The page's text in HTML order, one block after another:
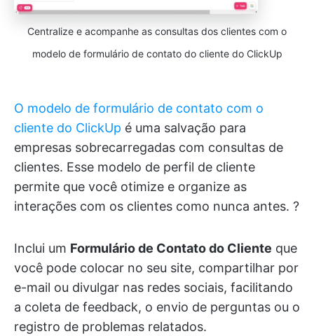
Centralize e acompanhe as consultas dos clientes com o
modelo de formulário de contato do cliente do ClickUp
O modelo de formulário de contato com o
cliente do ClickUp é uma salvação para
empresas sobrecarregadas com consultas de
clientes. Esse modelo de perfil de cliente
permite que você otimize e organize as
interações com os clientes como nunca antes. ?
Inclui um Formulário de Contato do Cliente que
você pode colocar no seu site, compartilhar por
e-mail ou divulgar nas redes sociais, facilitando
a coleta de feedback, o envio de perguntas ou o
registro de problemas relatados.